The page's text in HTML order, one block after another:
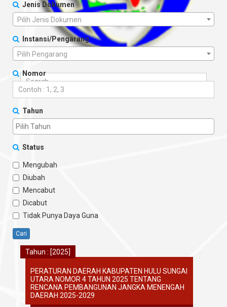
Jenis Dokumen
Pilih Jenis Dokumen
Instansi/Pengarang
Pilih Pengarang
Nomor
Tahun
Status
Mengubah
Diubah
Mencabut
Dicabut
Tidak Punya Daya Guna
Cari
Tahun : [2025]
PERATURAN DAERAH KABUPATEN HULU SUNGAI
UTARA NOMOR 4 TAHUN 2025 TENTANG
RENCANA PEMBANGUNAN JANGKA MENENGAH
DAERAH 2025-2029